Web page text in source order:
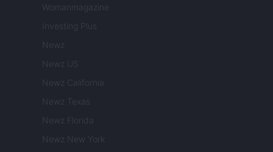
Womanmagazine
Investing Plus
Newz
Newz US
Newz California
Newz Texas
Newz Florida
Newz New York